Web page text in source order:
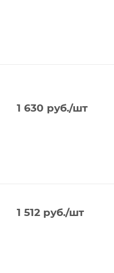
1 630 руб./шт
1 512руб./шт